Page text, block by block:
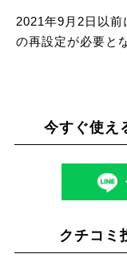
2021年9月2日以
の再設定が必要と
今すぐ使え
クチコミ